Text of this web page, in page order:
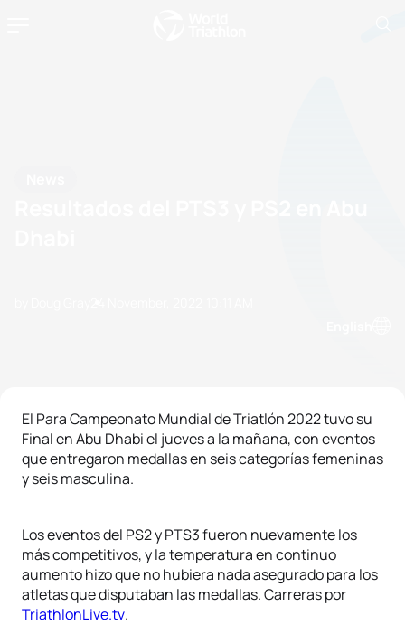
El Para Campeonato Mundial de Triatlón 2022 tuvo su
Final en Abu Dhabi el jueves a la mañana, con eventos
que entregaron medallas en seis categorías femeninas
y seis masculina.
Los eventos del PS2 y PTS3 fueron nuevamente los
más competitivos, y la temperatura en continuo
aumento hizo que no hubiera nada asegurado para los
atletas que disputaban las medallas. Carreras por
TriathlonLive.tv.